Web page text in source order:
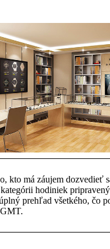
kto má záujem dozvedieť
hodiniek
prehľad všetkého, čo